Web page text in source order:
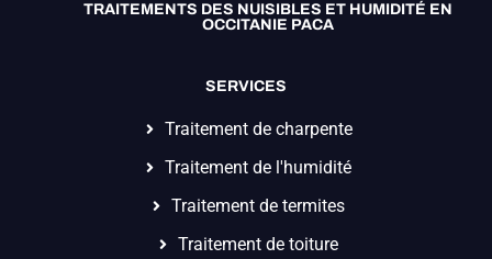
TRAITEMENTS DES NUISIBLES ET HUMIDITÉ EN
OCCITANIE PACA
SERVICES
Traitement de charpente
Traitement de l'humidité
Traitement de termites
Traitement de toiture